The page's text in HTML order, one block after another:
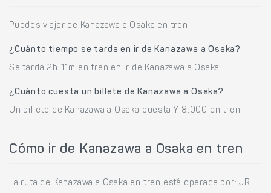
Puedes viajar de Kanazawa a Osaka en tren.
¿Cuánto tiempo se tarda en ir de Kanazawa a Osaka?
Se tarda 2h 11m en tren en ir de Kanazawa a Osaka.
¿Cuánto cuesta un billete de Kanazawa a Osaka?
Un billete de Kanazawa a Osaka cuesta ¥ 8,000 en tren.
Cómo ir de Kanazawa a Osaka en tren
La ruta de Kanazawa a Osaka en tren está operada por: JR